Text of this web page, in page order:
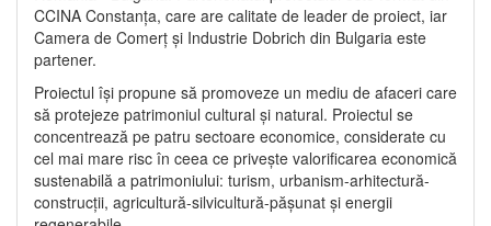
CCINA Constanța, care are calitate de leader de proiect, iar
Camera de Comerț și Industrie Dobrich din Bulgaria este
partener.
Proiectul își propune să promoveze un mediu de afaceri care
să protejeze patrimoniul cultural și natural. Proiectul se
concentrează pe patru sectoare economice, considerate cu
cel mai mare risc în ceea ce privește valorificarea economică
sustenabilă a patrimoniului: turism, urbanism-arhitectură-
construcții, agricultură-silvicultură-pășunat și energii